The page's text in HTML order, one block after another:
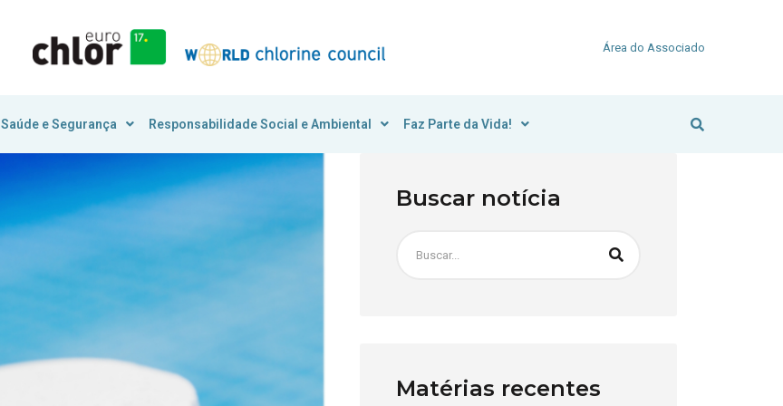
Área do Associado
Saúde e Segurança Responsabilidade Social e Ambiental Faz Parte da Vida!
Buscar notícia
Matérias recentes